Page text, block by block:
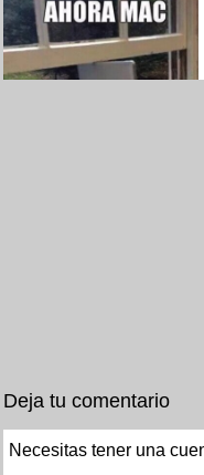
Deja tu comentario
Necesitas tener una